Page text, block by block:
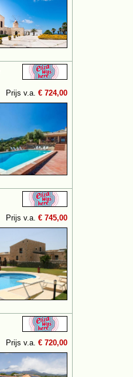
Prijs v.a. € 724,00
Prijs v.a. € 745,00
Prijs v.a. € 720,00